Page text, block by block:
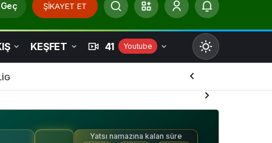
ŞİKAYET ET
KEŞFET 41 Youtube
Mod
değiştir
Yatsı namazına kalan süre